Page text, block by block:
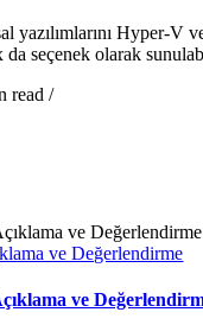
yazılımlarını Hyper-
seçenek olarak
read /
ve Değerlendirme
ve